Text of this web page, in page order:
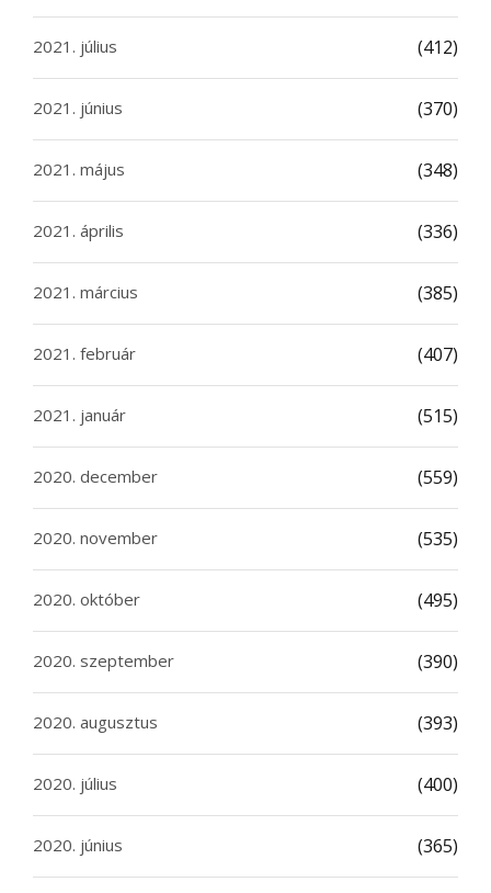
2021. július (412)
2021. június (370)
2021. május (348)
2021. április (336)
2021. március (385)
2021. február (407)
2021. január (515)
2020. december (559)
2020. november (535)
2020. október (495)
2020. szeptember (390)
2020. augusztus (393)
2020. július (400)
2020. június (365)